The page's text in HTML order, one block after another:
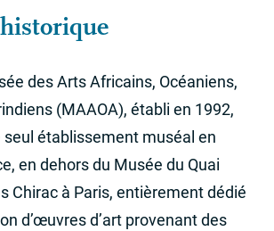
des Arts Africains, Océaniens,
(MAAOA), établi en 1992,
seul établissement muséal en
en dehors du Musée du Quai
Chirac à Paris, entièrement dédié
d’œuvres d’art provenant des